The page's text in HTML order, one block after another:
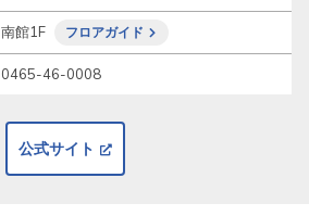
南館1F フロアガイド
0465-46-0008
公式サイト